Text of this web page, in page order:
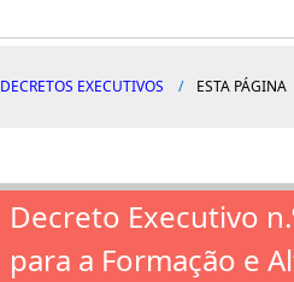
DECRETOS EXECUTIVOS ESTA PÁGINA
Decreto Executivo
para a Formação e